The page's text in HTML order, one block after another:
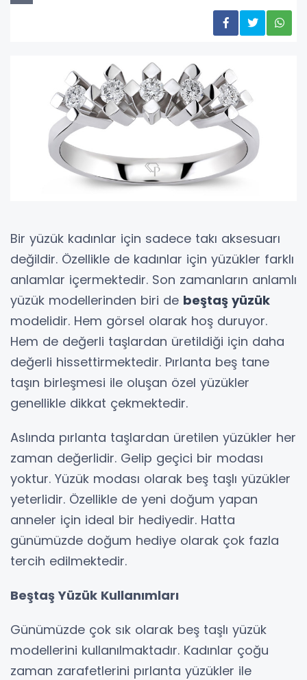
Bir yüzük kadınlar için sadece takı aksesuarı
değildir. Özellikle de kadınlar için yüzükler farklı
anlamlar içermektedir. Son zamanların anlamlı
yüzük modellerinden biri de beştaş yüzük
modelidir. Hem görsel olarak hoş duruyor.
Hem de değerli taşlardan üretildiği için daha
değerli hissettirmektedir. Pırlanta beş tane
taşın birleşmesi ile oluşan özel yüzükler
genellikle dikkat çekmektedir.
Aslında pırlanta taşlardan üretilen yüzükler her
zaman değerlidir. Gelip geçici bir modası
yoktur. Yüzük modası olarak beş taşlı yüzükler
yeterlidir. Özellikle de yeni doğum yapan
anneler için ideal bir hediyedir. Hatta
günümüzde doğum hediye olarak çok fazla
tercih edilmektedir.
Beştaş Yüzük Kullanımları
Günümüzde çok sık olarak beş taşlı yüzük
modellerini kullanılmaktadır. Kadınlar çoğu
zaman zarafetlerini pırlanta yüzükler ile